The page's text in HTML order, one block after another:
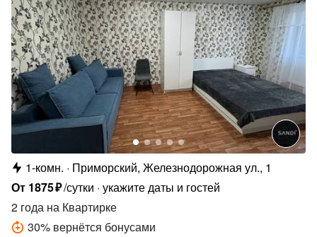
1-комн.
Приморский, Железнодорожная ул., 1
От 1875₽/сутки укажите даты и гостей
2 года на Квартирке
30% вернётся бонусами